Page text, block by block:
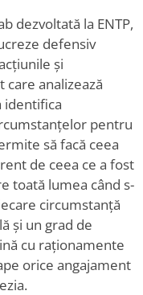
dezvoltată la ENTP,
defensiv
și
care analizează
identifica
pentru
să facă ceea
de ceea ce a fost
toată lumea când s-
circumstanță
și un grad de
cu raționamente
orice angajament